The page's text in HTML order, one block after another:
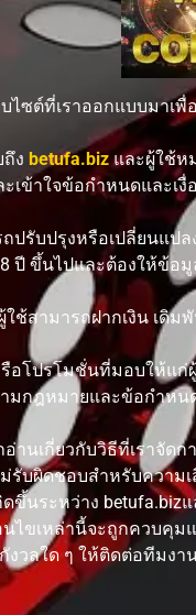
บไซต์ที่เราออกแบบมาเ
ง betufa.bizและผู้ใช้ห
เข้าใจข้อกำหนดและเ
ถปรับปรุงหรือเปลี่ยนแป
ปี ขึ้นไปและต้องให้ข้อ
ใช้สามารถฝากเงิน เดิม
อโปรโมชั่นที่มอบให้แก่
มกฎหมายและข้อกำหน
านเกี่ยวกับวิธีที่เราจัด
ม่รับผิดชอบสำหรับความ
ขึ้นระหว่าง
ไขเหล่านี้จะถูกควบคุ
ลใด ๆ ให้ติดต่อทีมงา